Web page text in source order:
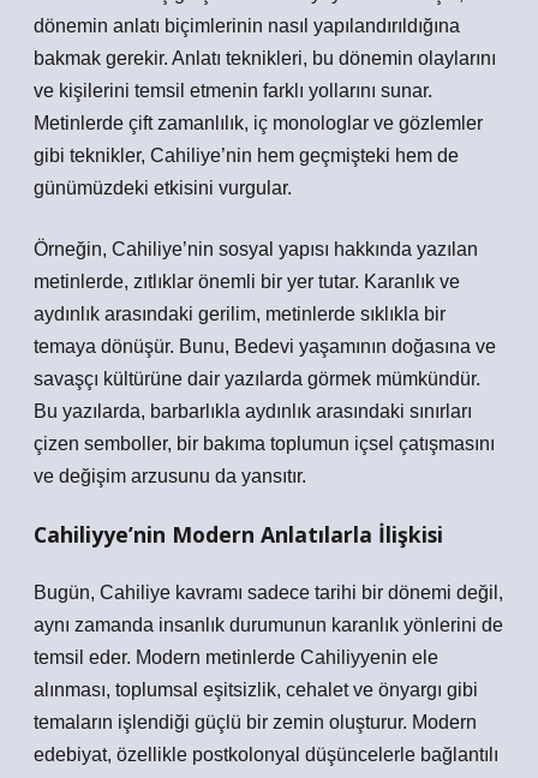
dönemin anlatı biçimlerinin nasıl yapılandırıldığına
bakmak gerekir. Anlatı teknikleri, bu dönemin olaylarını
ve kişilerini temsil etmenin farklı yollarını sunar.
Metinlerde çift zamanlılık, iç monologlar ve gözlemler
gibi teknikler, Cahiliye’nin hem geçmişteki hem de
günümüzdeki etkisini vurgular.
Örneğin, Cahiliye’nin sosyal yapısı hakkında yazılan
metinlerde, zıtlıklar önemli bir yer tutar. Karanlık ve
aydınlık arasındaki gerilim, metinlerde sıklıkla bir
temaya dönüşür. Bunu, Bedevi yaşamının doğasına ve
savaşçı kültürüne dair yazılarda görmek mümkündür.
Bu yazılarda, barbarlıkla aydınlık arasındaki sınırları
çizen semboller, bir bakıma toplumun içsel çatışmasını
ve değişim arzusunu da yansıtır.
Cahiliyye’nin Modern Anlatılarla İlişkisi
Bugün, Cahiliye kavramı sadece tarihi bir dönemi değil,
aynı zamanda insanlık durumunun karanlık yönlerini de
temsil eder. Modern metinlerde Cahiliyyenin ele
alınması, toplumsal eşitsizlik, cehalet ve önyargı gibi
temaların işlendiği güçlü bir zemin oluşturur. Modern
edebiyat, özellikle postkolonyal düşüncelerle bağlantılı